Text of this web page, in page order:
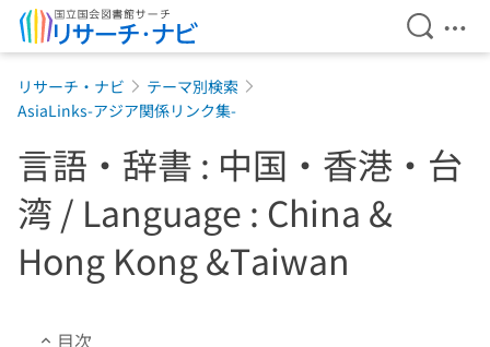
検索を
メ
リサーチ・ナビ
テーマ別検索
AsiaLinks-アジア関係リンク集-
言語・辞書 : 中国・香港・台
湾 / Language : China &
Hong Kong &Taiwan
目次